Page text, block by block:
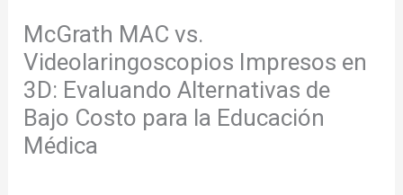
McGrath MAC vs.
Videolaringoscopios Impresos en
3D: Evaluando Alternativas de
Bajo Costo para la Educación
Médica